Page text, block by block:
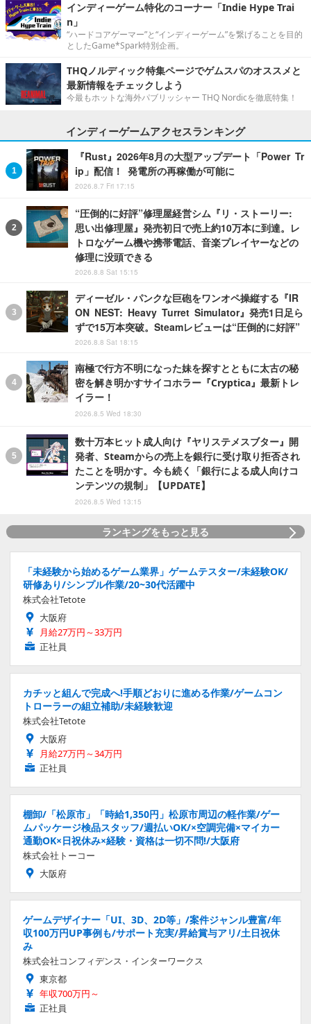
インディーゲーム特化のコーナー「Indie Hype Trai
n」
“ハードコアゲーマー”と“インディーゲーム”を繋げることを目的
としたGame*Spark特別企画。
THQノルディック特集ページでゲムスパのオススメと
最新情報をチェックしよう
今最もホットな海外パブリッシャー THQ Nordicを徹底特集！
インディーゲームアクセスランキング
『Rust』2026年8月の大型アップデート「Power Tr
ip」配信！ 発電所の再稼働が可能に
2026.8.7 Fri 17:15
“圧倒的に好評”修理屋経営シム『リ・ストーリー:
思い出修理屋』発売初日で売上約10万本に到達。レ
トロなゲーム機や携帯電話、音楽プレイヤーなどの
修理に没頭できる
2026.8.8 Sat 15:15
ディーゼル・パンクな巨砲をワンオペ操縦する『IR
ON NEST: Heavy Turret Simulator』発売1日足ら
ずで15万本突破。Steamレビューは“圧倒的に好評”
2026.8.8 Sat 18:15
南極で行方不明になった妹を探すとともに太古の秘
密を解き明かすサイコホラー『Cryptica』最新トレ
イラー！
2026.8.5 Wed 18:30
数十万本ヒット成人向け『ヤリステメスブター』開
発者、Steamからの売上を銀行に受け取り拒否され
たことを明かす。今も続く「銀行による成人向けコ
ンテンツの規制」【UPDATE】
2026.8.5 Wed 13:15
ランキングをもっと見る
「未経験から始めるゲーム業界」ゲームテスター/未経験OK/
研修あり/シンプル作業/20~30代活躍中
株式会社Tetote
大阪府
月給27万円～33万円
正社員
カチッと組んで完成へ!手順どおりに進める作業/ゲームコン
トローラーの組立補助/未経験歓迎
株式会社Tetote
大阪府
月給27万円～34万円
正社員
棚卸/「松原市」「時給1,350円」松原市周辺の軽作業/ゲー
ムパッケージ検品スタッフ/週払いOK/×空調完備×マイカー
通勤OK×日祝休み×経験・資格は一切不問!/大阪府
株式会社トーコー
大阪府
ゲームデザイナー「UI、3D、2D等」/案件ジャンル豊富/年
収100万円UP事例も/サポート充実/昇給賞与アリ/土日祝休
み
株式会社コンフィデンス・インターワークス
東京都
年収700万円～
正社員